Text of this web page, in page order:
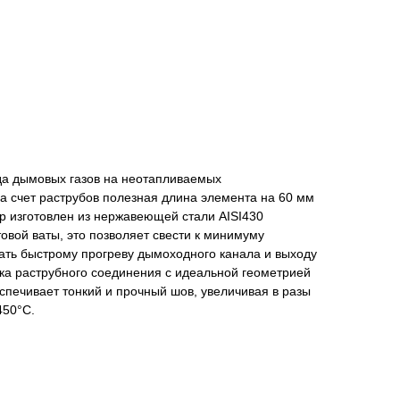
дымовых газов на неотапливаемых
раструбов полезная длина элемента на 60 мм
из нержавеющей стали AISI430
ваты, это позволяет свести к минимуму
быстрому прогреву дымоходного канала и выходу
соединения с идеальной геометрией
тонкий и прочный шов, увеличивая в разы